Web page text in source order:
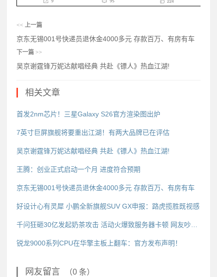
<< 上一篇
京东无锡001号快递员退休金4000多元 存款百万、有房有车
下一篇 >>
吴京谢霆锋万妮达献唱经典 共赴《镖人》热血江湖!
相关文章
首发2nm芯片！三星Galaxy S26官方渲染图出炉
7英寸巨屏旗舰将要重出江湖！有两大品牌已在评估
吴京谢霆锋万妮达献唱经典 共赴《镖人》热血江湖!
王腾：创业正式启动一个月 进度符合预期
京东无锡001号快递员退休金4000多元 存款百万、有房有车
好设计心有灵犀 小鹏全新旗舰SUV GX申报：路虎揽胜既视感
锐龙9000系列CPU在华擎主板上翻车：官方发布声明！
网友留言 （0 条）